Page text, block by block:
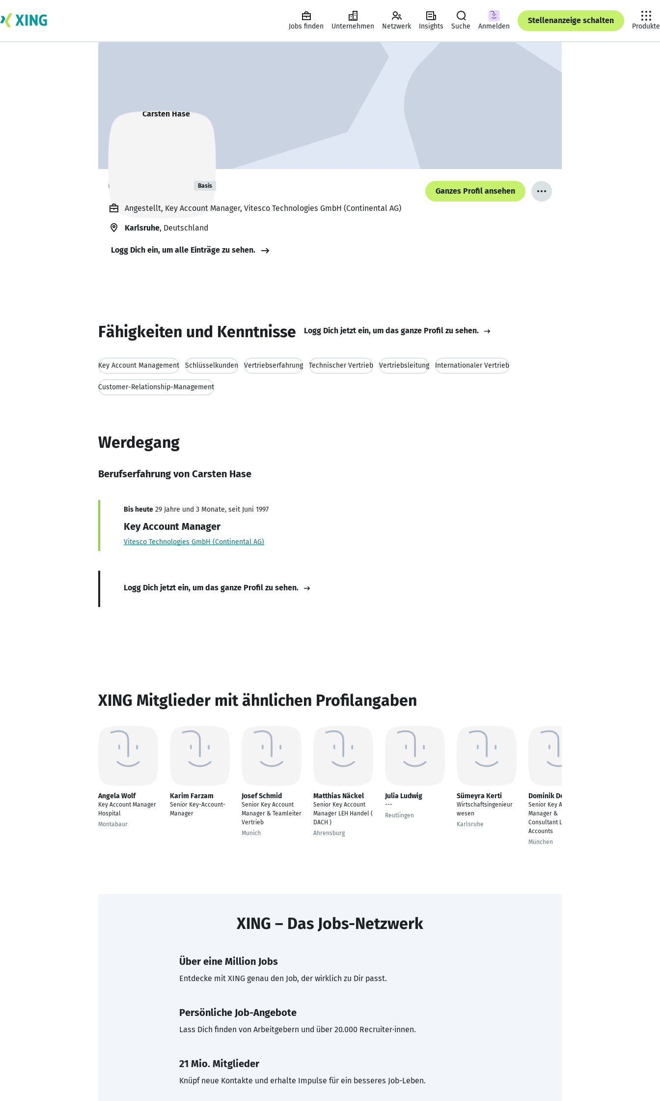
Jobs finden Unternehmen Netzwerk Insights Suche Anmelden
Stellenanzeige schalten
Produkte
Carsten Hase Basis
Ganzes Profil ansehen
Angestellt, Key Account Manager, Vitesco Technologies GmbH (Continental AG)
Karlsruhe, Deutschland
Logg Dich ein, um alle Einträge zu sehen.
Fähigkeiten und Kenntnisse Logg Dich jetzt ein, um das ganze Profil zu sehen.
Key Account Management Schlüsselkunden Vertriebserfahrung Technischer Vertrieb Vertriebsleitung Internationaler Vertrieb
Customer-Relationship-Management
Werdegang
Berufserfahrung von Carsten Hase
Bis heute 29 Jahre und 3 Monate, seit Juni 1997
Key Account Manager
Vitesco Technologies GmbH (Continental AG)
Logg Dich jetzt ein, um das ganze Profil zu sehen.
XING Mitglieder mit ähnlichen Profilangaben
Angela Wolf
Key Account Manager
Hospital
Montabaur
Karim Farzam
Senior Key-Account-
Manager
Josef Schmid
Senior Key Account
Manager & Teamleiter
Vertrieb
Munich
Matthias Näckel
Senior Key Account
Manager LEH Handel (
DACH )
Ahrensburg
Julia Ludwig
---
Reutlingen
Sümeyra Kerti
Wirtschaftsingenieur
wesen
Karlsruhe
Dominik Denes
Senior Key Account
Manager &
Consultant Large
Accounts
München
XING – Das Jobs-Netzwerk
Über eine Million Jobs
Entdecke mit XING genau den Job, der wirklich zu Dir passt.
Persönliche Job-Angebote
Lass Dich finden von Arbeitgebern und über 20.000 Recruiter·innen.
21 Mio. Mitglieder
Knüpf neue Kontakte und erhalte Impulse für ein besseres Job-Leben.